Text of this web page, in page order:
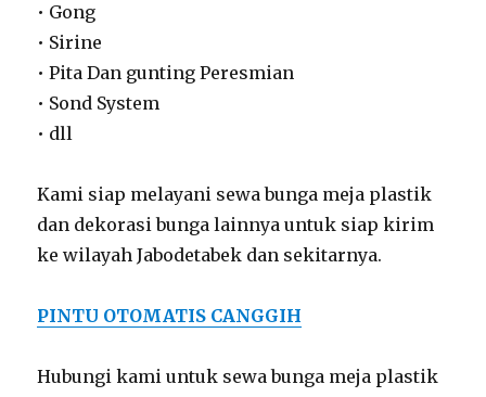
• Gong
• Sirine
• Pita Dan gunting Peresmian
• Sond System
• dll
Kami siap melayani sewa bunga meja plastik
dan dekorasi bunga lainnya untuk siap kirim
ke wilayah Jabodetabek dan sekitarnya.
PINTU OTOMATIS CANGGIH
Hubungi kami untuk sewa bunga meja plastik